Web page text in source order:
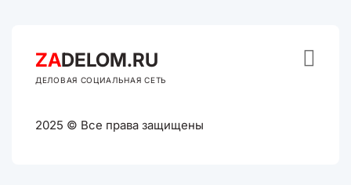
ZADELOM.RU
ДЕЛОВАЯ СОЦИАЛЬНАЯ СЕТЬ
2025 © Все права защищены
